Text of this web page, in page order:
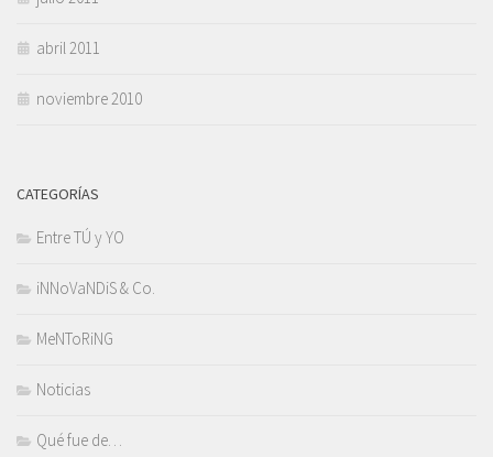
abril 2011
noviembre 2010
CATEGORÍAS
Entre TÚ y YO
iNNoVaNDiS & Co.
MeNToRiNG
Noticias
Qué fue de…